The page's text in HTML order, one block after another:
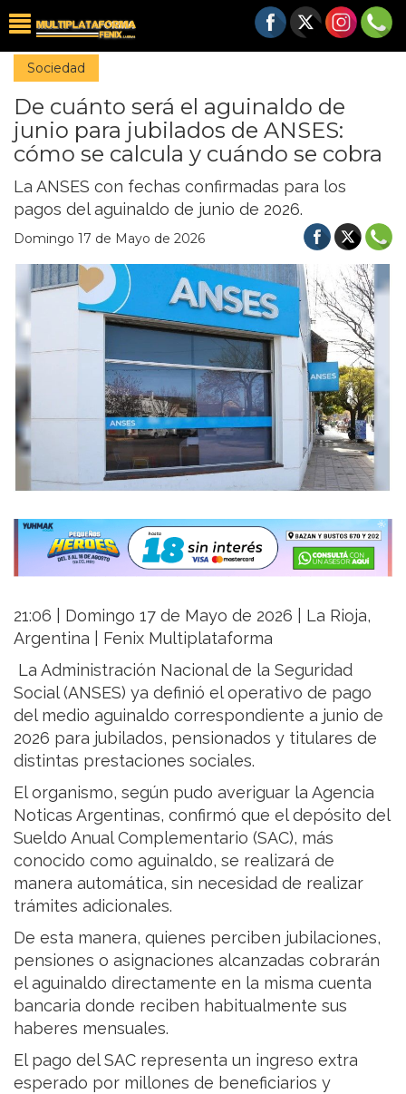
Sociedad
De cuánto será el aguinaldo de
junio para jubilados de ANSES:
cómo se calcula y cuándo se cobra
La ANSES con fechas confirmadas para los
pagos del aguinaldo de junio de 2026.
Domingo 17 de Mayo de 2026
21:06 | Domingo 17 de Mayo de 2026 | La Rioja,
Argentina | Fenix Multiplataforma
La Administración Nacional de la Seguridad
Social (ANSES) ya definió el operativo de pago
del medio aguinaldo correspondiente a junio de
2026 para jubilados, pensionados y titulares de
distintas prestaciones sociales.
El organismo, según pudo averiguar la Agencia
Noticas Argentinas, confirmó que el depósito del
Sueldo Anual Complementario (SAC), más
conocido como aguinaldo, se realizará de
manera automática, sin necesidad de realizar
trámites adicionales.
De esta manera, quienes perciben jubilaciones,
pensiones o asignaciones alcanzadas cobrarán
el aguinaldo directamente en la misma cuenta
bancaria donde reciben habitualmente sus
haberes mensuales.
El pago del SAC representa un ingreso extra
esperado por millones de beneficiarios y